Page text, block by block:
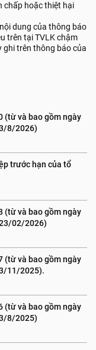
chấp hoặc thiệt hại
dung của thông báo
trên tại TVLK chậm
ghi trên thông báo của
(từ và bao gồm ngày
8/2026)
trước hạn của tổ
(từ và bao gồm ngày
02/2026)
(từ và bao gồm ngày
11/2025).
(từ và bao gồm ngày
8/2025)